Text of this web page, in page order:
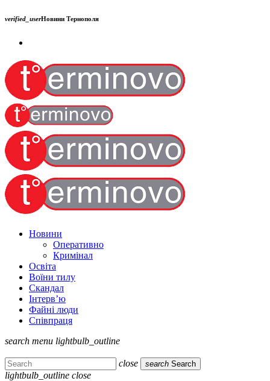
verified_userНовини Тернополя
Новини
Оперативно
Кримінал
Освіта
Воїни тилу
Скандал
Інтерв’ю
Файні люди
Співпраця
search menu lightbulb_outline
close search Search
lightbulb_outline close